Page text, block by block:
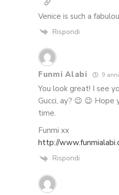
Venice is such a
Rispondi
Funmi Alabi 9
You look great! I see
Gucci, ay? 😉 😉 Hope
time.
Funmi xx
http://
Rispondi